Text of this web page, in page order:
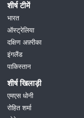
शीर्ष टीमें
भारत
ऑस्ट्रेलिया
दक्षिण अफ़्रीका
इंगलैंड
पाकिस्तान
शीर्ष खिलाड़ी
एमएस धोनी
रोहित शर्मा